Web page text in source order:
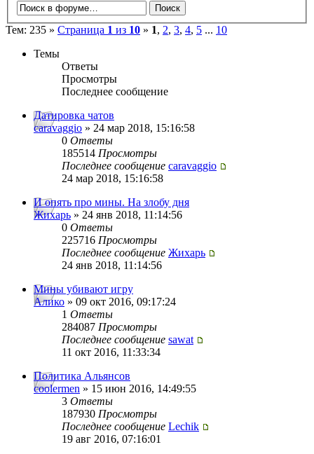
Тем: 235 » Страница 1 из 10 » 1, 2, 3, 4, 5 ... 10
Темы
Ответы
Просмотры
Последнее сообщение
Датировка чатов
caravaggio » 24 мар 2018, 15:16:58
0 Ответы
185514 Просмотры
Последнее сообщение caravaggio
24 мар 2018, 15:16:58
И опять про мины. На злобу дня
Жихарь » 24 янв 2018, 11:14:56
0 Ответы
225716 Просмотры
Последнее сообщение Жихарь
24 янв 2018, 11:14:56
Мины убивают игру
Алико » 09 окт 2016, 09:17:24
1 Ответы
284087 Просмотры
Последнее сообщение sawat
11 окт 2016, 11:33:34
Политика Альянсов
coolermen » 15 июн 2016, 14:49:55
3 Ответы
187930 Просмотры
Последнее сообщение Lechik
19 авг 2016, 07:16:01